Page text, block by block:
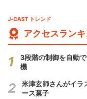
J-CAST トレンド
アクセスラン
3段階の制御を自動
機
米津玄師さんがイラ
ース菓子